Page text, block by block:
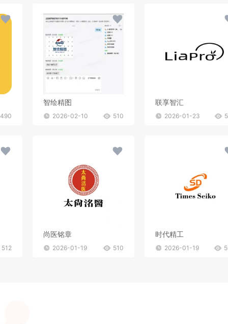
490
智绘精图
2026-02-10 510
联享智汇
2026-01-23
512
尚医铭章
2026-01-19 510
时代精工
2026-01-19